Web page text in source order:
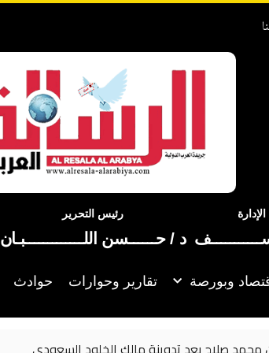
رئيس التحرير
د / حــــــسن اللـــــــــــــبـان
وبورصة تقارير وحوارات حوادث